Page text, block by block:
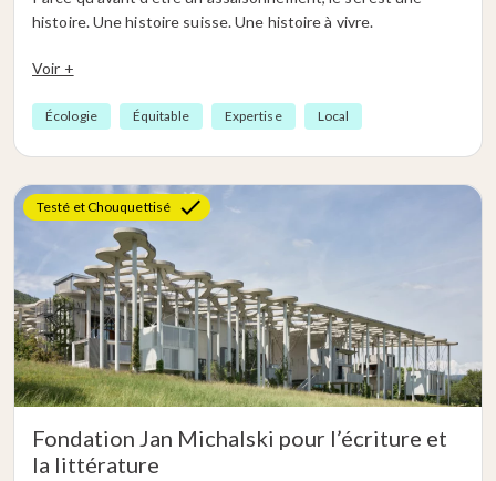
histoire. Une histoire suisse. Une histoire à vivre.
Voir +
Écologie Équitable Expertise Local
Testé et Chouquettisé
Fondation Jan Michalski pour l’écriture et
la littérature